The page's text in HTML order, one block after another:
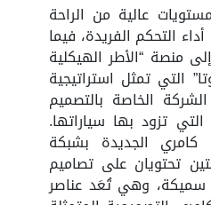
عالية من الراحة
التحكم الفريدة، فيما
منصة “الأطر الهيكلية
التي تمثل استراتيجية
الخاصة بالتصميم
تزود بها سياراتها.
كامري الجديدة بشبكة
تحتويان على تصاميم
سميكة، وهي تُعَد عناصر